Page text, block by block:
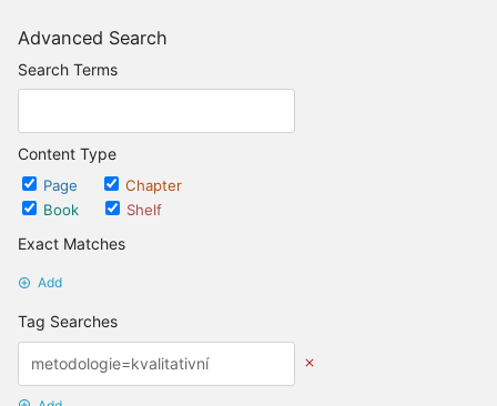
Advanced Search
Search Terms
Content Type
Page
Chapter
Book
Shelf
Exact Matches
Add
Tag Searches